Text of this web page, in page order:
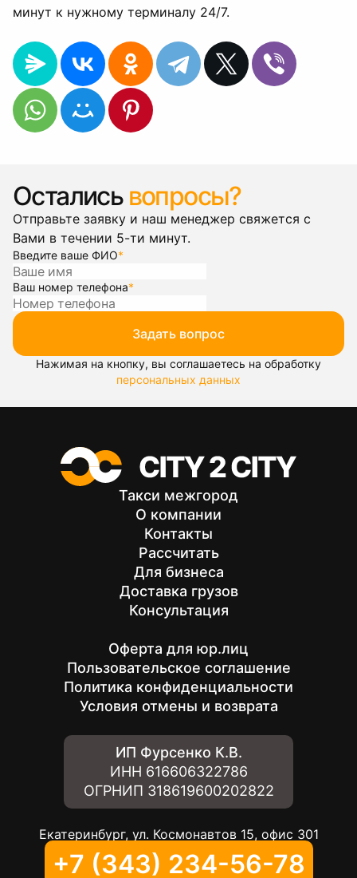
минут к нужному терминалу 24/7.
Остались вопросы?
Отправьте заявку и наш менеджер свяжется с
Вами в течении 5-ти минут.
Введите ваше ФИО*
Ваш номер телефона*
Задать вопрос
Нажимая на кнопку, вы соглашаетесь на обработку
персональных данных
Такси межгород
О компании
Контакты
Рассчитать
Для бизнеса
Доставка грузов
Консультация
Оферта для юр.лиц
Пользовательское соглашение
Политика конфиденциальности
Условия отмены и возврата
ИП Фурсенко К.В.
ИНН 616606322786
ОГРНИП 318619600202822
Екатеринбург, ул. Космонавтов 15, офис 301
+7 (343) 234-56-78